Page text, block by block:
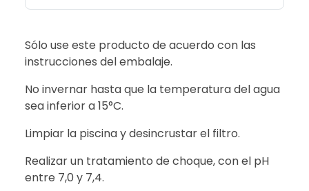
Sólo use este producto de acuerdo con las
instrucciones del embalaje.
No invernar hasta que la temperatura del agua
sea inferior a 15°C.
Limpiar la piscina y desincrustar el filtro.
Realizar un tratamiento de choque, con el pH
entre 7,0 y 7,4.